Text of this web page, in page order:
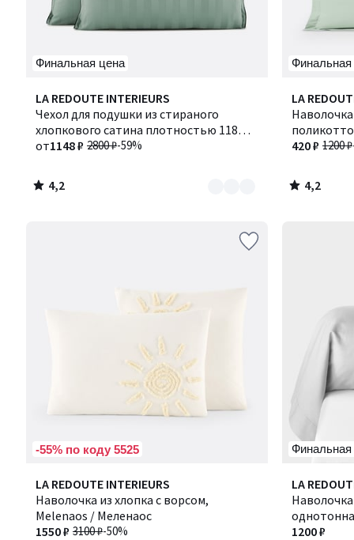
Финальная цена
LA REDOUTE INTERIEURS
Чехол для подушки из стираного
хлопкового сатина плотностью 118
нитей/см², полоска Victor / Виктор
2800 ₽-59%
от1148 ₽
4,2
/ 5
Количество
цветов:
3
4,2
/
Финальная
LA
Сценарио
1200 ₽
420 ₽
4,2
/ 5
4,2
/
-55% по коду 5525
LA REDOUTE INTERIEURS
Наволочка из хлопка с ворсом,
Melenaos / Меленаос
3100 ₽-50%
1550 ₽
4,6
/ 5
Финальная
LA
Сценарио
1200 ₽
4,4
/ 5